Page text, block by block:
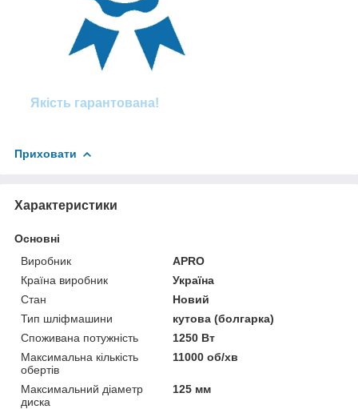
Якість гарантована!
Приховати
Характеристики
Основні
Виробник
APRO
Країна виробник
Україна
Стан
Новий
Тип шліфмашини
кутова (болгарка)
Споживана потужність
1250 Вт
Максимальна кількість
обертів
11000 об/хв
Максимальний діаметр
диска
125 мм